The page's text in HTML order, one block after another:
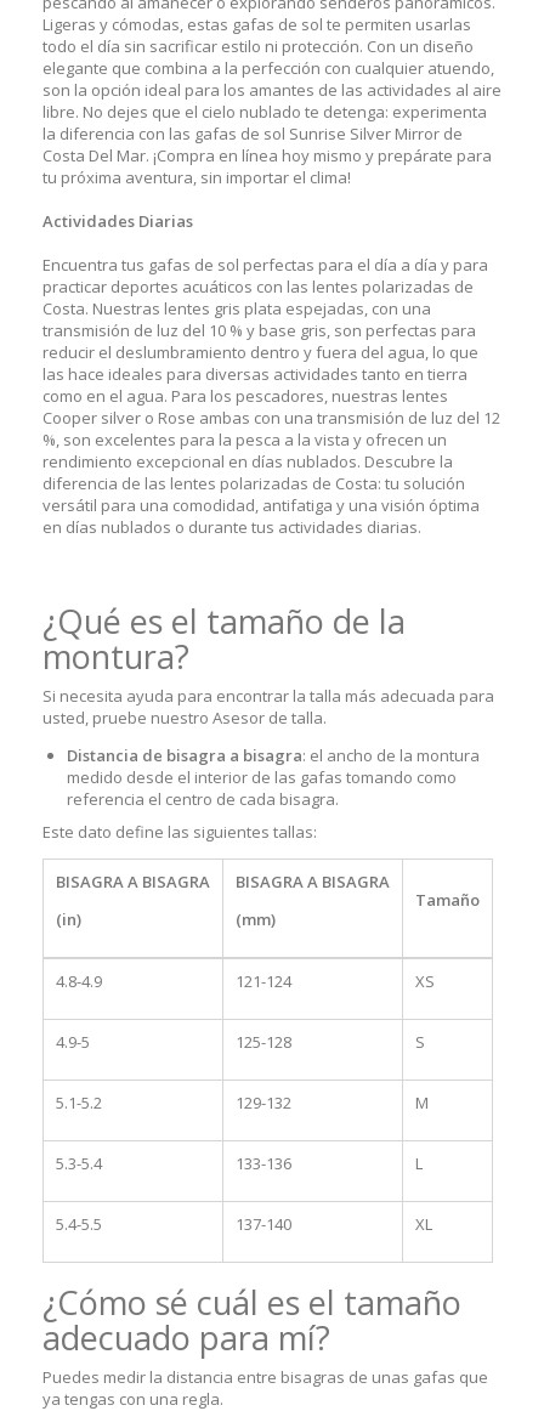
Ligeras y cómodas, estas gafas de sol te permiten usarlas
todo el día sin sacrificar estilo ni protección. Con un diseño
elegante que combina a la perfección con cualquier atuendo,
son la opción ideal para los amantes de las actividades al aire
libre. No dejes que el cielo nublado te detenga: experimenta
la diferencia con las gafas de sol Sunrise Silver Mirror de
Costa Del Mar. ¡Compra en línea hoy mismo y prepárate para
tu próxima aventura, sin importar el clima!
Actividades Diarias
Encuentra tus gafas de sol perfectas para el día a día y para
practicar deportes acuáticos con las lentes polarizadas de
Costa. Nuestras lentes gris plata espejadas, con una
transmisión de luz del 10 % y base gris, son perfectas para
reducir el deslumbramiento dentro y fuera del agua, lo que
las hace ideales para diversas actividades tanto en tierra
como en el agua. Para los pescadores, nuestras lentes
Cooper silver o Rose ambas con una transmisión de luz del 12
%, son excelentes para la pesca a la vista y ofrecen un
rendimiento excepcional en días nublados. Descubre la
diferencia de las lentes polarizadas de Costa: tu solución
versátil para una comodidad, antifatiga y una visión óptima
en días nublados o durante tus actividades diarias.
¿Qué es el tamaño de la
montura?
Si necesita ayuda para encontrar la talla más adecuada para
usted, pruebe nuestro Asesor de talla.
Distancia de bisagra a bisagra: el ancho de la montura
medido desde el interior de las gafas tomando como
referencia el centro de cada bisagra.
Este dato define las siguientes tallas:
BISAGRA A BISAGRA
(in)
BISAGRA A BISAGRA
(mm)
Tamaño
4.8-4.9 121-124 XS
4.9-5 125-128 S
5.1-5.2 129-132 M
5.3-5.4 133-136 L
5.4-5.5 137-140 XL
¿Cómo sé cuál es el tamaño
adecuado para mí?
Puedes medir la distancia entre bisagras de unas gafas que
ya tengas con una regla.